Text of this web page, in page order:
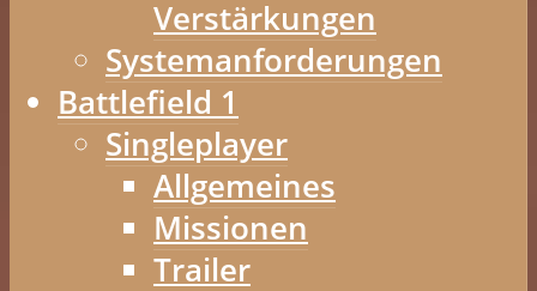
Verstärkungen
Systemanforderungen
Battlefield 1
Singleplayer
Allgemeines
Missionen
Trailer